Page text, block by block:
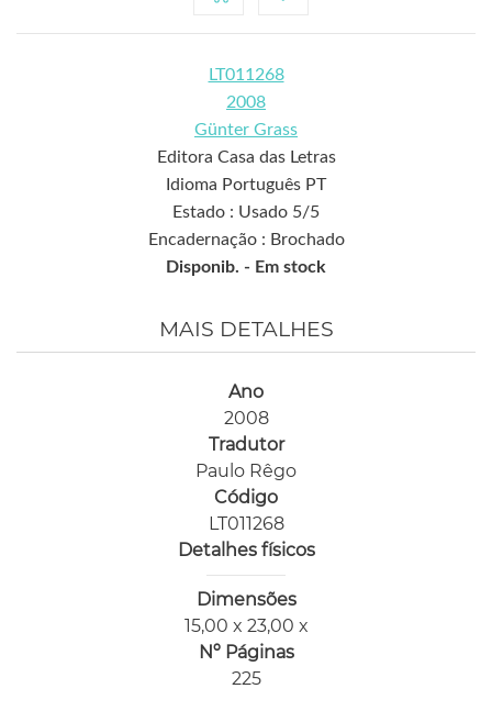
LT011268
2008
Günter Grass
Editora Casa das Letras
Idioma Português PT
Estado : Usado 5/5
Encadernação : Brochado
Disponib. - Em stock
MAIS DETALHES
Ano
2008
Tradutor
Paulo Rêgo
Código
LT011268
Detalhes físicos
Dimensões
15,00 x 23,00 x
Nº Páginas
225